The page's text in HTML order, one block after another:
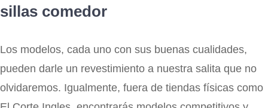
sillas comedor
Los modelos, cada uno con sus buenas cualidades,
pueden darle un revestimiento a nuestra salita que no
olvidaremos. Igualmente, fuera de tiendas físicas como